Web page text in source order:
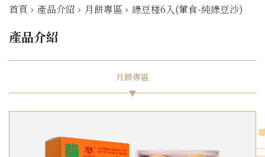
首頁 › 產品介紹 › 月餅專區 › 綠豆椪6入(葷食-純綠豆沙)
產品介紹
月餅專區